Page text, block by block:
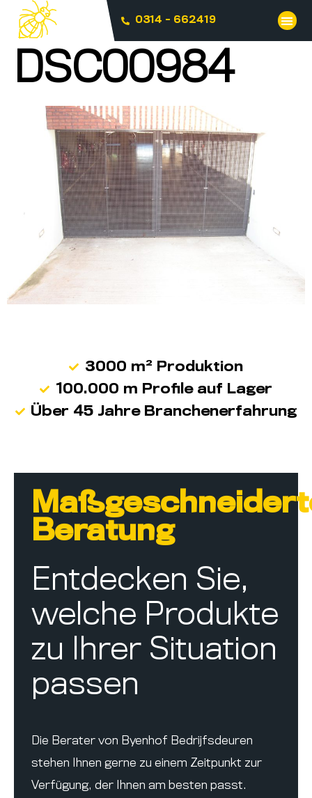
0314 - 662419
DSC00984
3000 m² Produktion
100.000 m Profile auf Lager
Über 45 Jahre Branchenerfahrung
Beratung
Entdecken Sie,
welche Produkte
zu Ihrer Situation
passen
Die Berater von Byenhof Bedrijfsdeuren
stehen Ihnen gerne zu einem Zeitpunkt zur
Verfügung, der Ihnen am besten passt.